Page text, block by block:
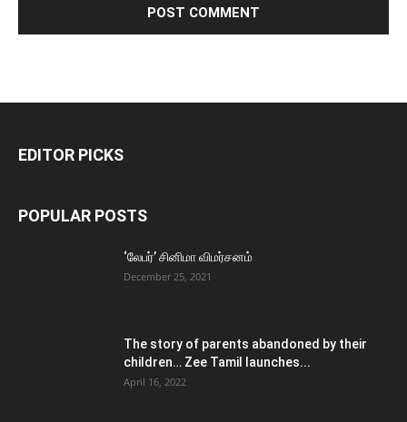
EDITOR PICKS
POPULAR POSTS
‘லேபர்’ சினிமா விமர்சனம்
December 25, 2021
The story of parents abandoned by their
children… Zee Tamil launches...
April 16, 2022